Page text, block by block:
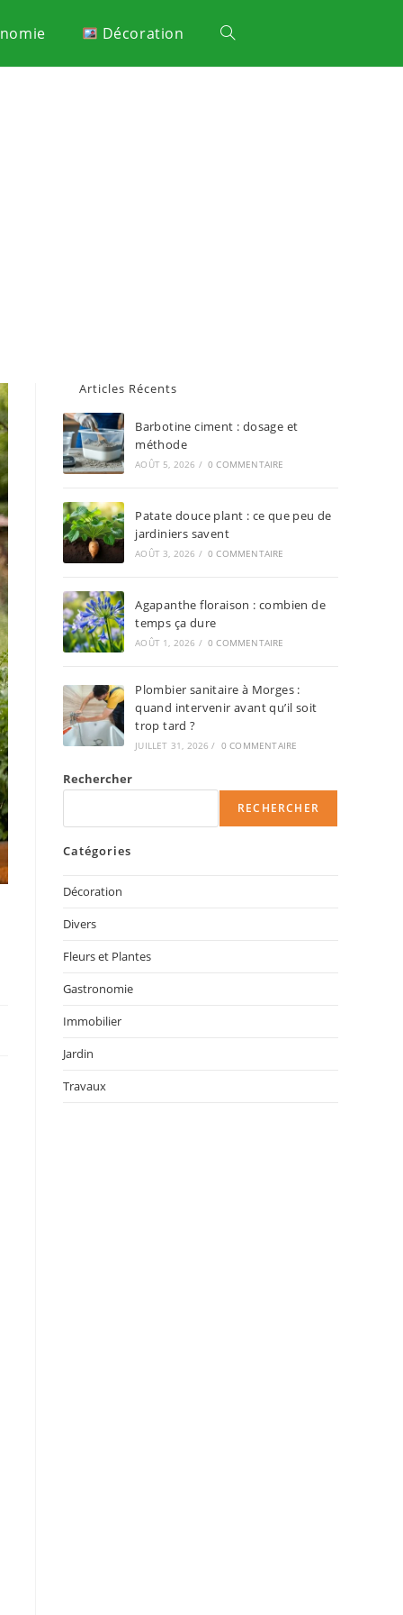
Décoration
Articles Récents
Barbotine ciment : dosage et
méthode
AOÛT 5, 2026 / 0 COMMENTAIRE
Patate douce plant : ce que peu de
jardiniers savent
AOÛT 3, 2026 / 0 COMMENTAIRE
Agapanthe floraison : combien de
temps ça dure
AOÛT 1, 2026 / 0 COMMENTAIRE
Plombier sanitaire à Morges :
quand intervenir avant qu’il soit
trop tard ?
JUILLET 31, 2026 / 0 COMMENTAIRE
Rechercher
RECHERCHER
Catégories
Décoration
Divers
Fleurs et Plantes
Gastronomie
Immobilier
Jardin
Travaux